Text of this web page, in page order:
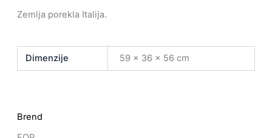
Zemlja porekla Italija.
Dimenzije 59 × 36 × 56 cm
Brend